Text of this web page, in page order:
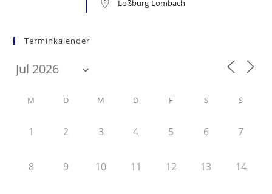
Loßburg-Lombach
Terminkalender
M D M D F S S
1 2 3 4 5 6 7
8 9 10 11 12 13 14